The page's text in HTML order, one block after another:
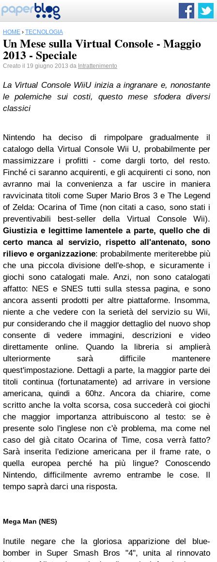
HOME › TECNOLOGIA
Un Mese sulla Virtual Console - Maggio
2013 - Speciale
Creato il 19 giugno 2013 da Intrattenimento
La Virtual Console WiiU inizia a ingranare e, nonostante
le polemiche sui costi, questo mese sfodera diversi
classici
Nintendo ha deciso di rimpolpare gradualmente il
catalogo della Virtual Console Wii U, probabilmente per
massimizzare i profitti - come dargli torto, del resto.
Finché ci saranno acquirenti, e gli acquirenti ci sono, non
avranno mai la convenienza a far uscire in maniera
ravvicinata titoli come Super Mario Bros 3 e The Legend
of Zelda: Ocarina of Time (non citati a caso, sono stati i
preventivabili best-seller della Virtual Console Wii).
Giustizia e legittime lamentele a parte, quello che di
certo manca al servizio, rispetto all'antenato, sono
rilievo e organizzazione: probabilmente meriterebbe più
che una piccola divisione dell'e-shop, e sicuramente i
giochi sono catalogati male. Anzi, non sono catalogati
affatto: NES e SNES tutti sulla stessa pagina, e sono
ancora assenti prodotti per altre piattaforme. Insomma,
niente a che vedere con la serietà del servizio su Wii,
pur considerando che il maggior dettaglio del nuovo shop
consente di vedere immagini, descrizioni e video
direttamente online. Quando la libreria si amplierà
ulteriormente sarà difficile mantenere
quest'impostazione. Dettagli a parte, la maggior parte dei
titoli continua (fortunatamente) ad arrivare in versione
americana, quindi a 60hz. Ancora da chiarire, come
scritto anche la volta scorsa, cosa succederà coi giochi
che maggior importanza attribuiscono al testo: se è
presente solo l'inglese non c'è problema, ma come nel
caso del già citato Ocarina of Time, cosa verrà fatto?
Sarà inserita l'edizione americana per il frame rate, o
quella europea perché ha più lingue? Conoscendo
Nintendo, difficilmente avremo entrambe le cose. Il
tempo saprà darci una risposta.
Mega Man (NES)
Inutile negare che la gloriosa apparizione del blue-
bomber in Super Smash Bros "4", unita al rinnovato